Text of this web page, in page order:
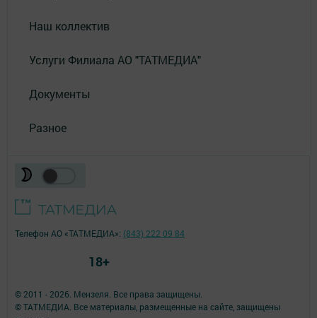
Наш коллектив
Услуги Филиала АО "ТАТМЕДИА"
Документы
Разное
© 2011 - 2026. Мензеля. Все права защищены.
© ТАТМЕДИА. Все материалы, размещенные на сайте, защищены
Телефон АО «ТАТМЕДИА»: (843) 222 09 84
18+